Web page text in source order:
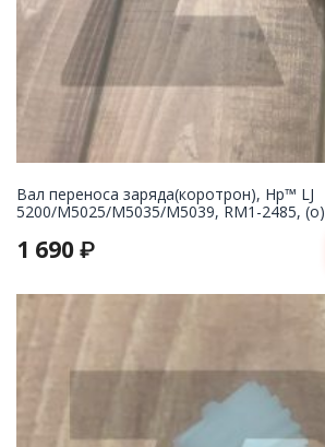
Вал переноса заряда(коротрон), Hp™ LJ
5200/M5025/M5035/M5039, RM1-2485, (о)
1 690 ₽